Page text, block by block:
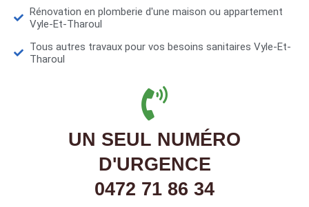
Rénovation en plomberie d'une maison ou appartement
Vyle-Et-Tharoul
Tous autres travaux pour vos besoins sanitaires Vyle-Et-
Tharoul
UN SEUL NUMÉRO
D'URGENCE
0472 71 86 34